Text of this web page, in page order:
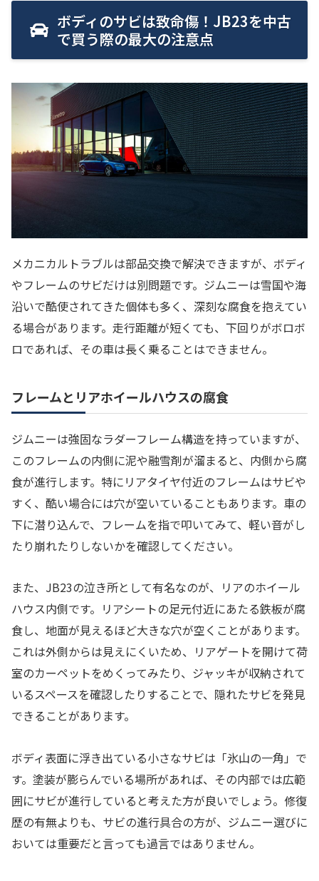
ボディのサビは致命傷！JB23を中古
で買う際の最大の注意点
メカニカルトラブルは部品交換で解決できますが、ボディ
やフレームのサビだけは別問題です。ジムニーは雪国や海
沿いで酷使されてきた個体も多く、深刻な腐食を抱えてい
る場合があります。走行距離が短くても、下回りがボロボ
ロであれば、その車は長く乗ることはできません。
フレームとリアホイールハウスの腐食
ジムニーは強固なラダーフレーム構造を持っていますが、
このフレームの内側に泥や融雪剤が溜まると、内側から腐
食が進行します。特にリアタイヤ付近のフレームはサビや
すく、酷い場合には穴が空いていることもあります。車の
下に潜り込んで、フレームを指で叩いてみて、軽い音がし
たり崩れたりしないかを確認してください。
また、JB23の泣き所として有名なのが、リアのホイール
ハウス内側です。リアシートの足元付近にあたる鉄板が腐
食し、地面が見えるほど大きな穴が空くことがあります。
これは外側からは見えにくいため、リアゲートを開けて荷
室のカーペットをめくってみたり、ジャッキが収納されて
いるスペースを確認したりすることで、隠れたサビを発見
できることがあります。
ボディ表面に浮き出ている小さなサビは「氷山の一角」で
す。塗装が膨らんでいる場所があれば、その内部では広範
囲にサビが進行していると考えた方が良いでしょう。修復
歴の有無よりも、サビの進行具合の方が、ジムニー選びに
おいては重要だと言っても過言ではありません。